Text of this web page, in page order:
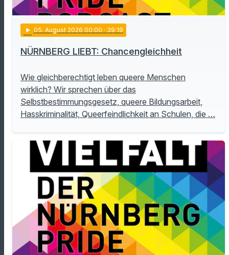
play_arrow 05. August 2026 00:00 · 39:19
NÜRNBERG LIEBT: Chancengleichheit
Wie gleichberechtigt leben queere Menschen
wirklich? Wir sprechen über das
Selbstbestimmungsgesetz, queere Bildungsarbeit,
Hasskriminalität, Queerfeindlichkeit an Schulen, die …